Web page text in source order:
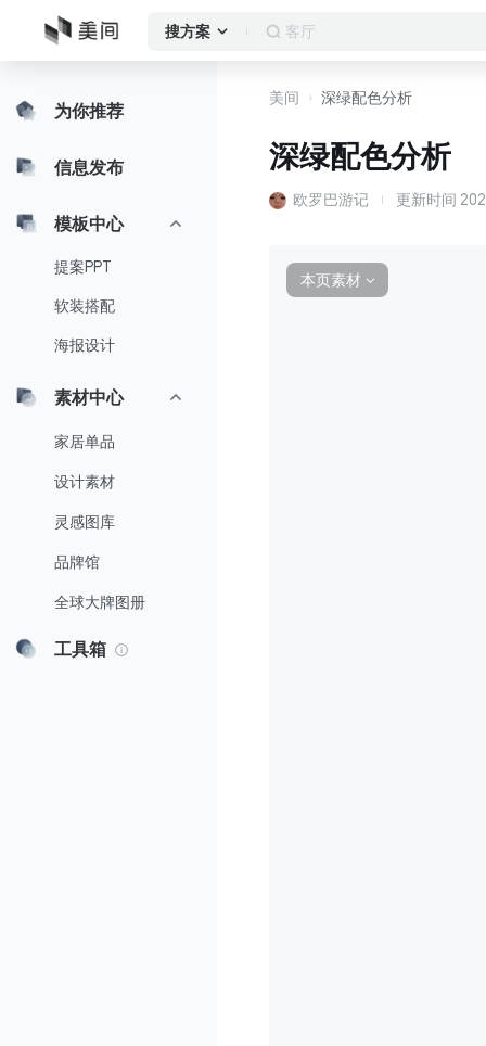
搜方案 客厅
为你推荐
信息发布
模板中心
提案PPT
软装搭配
海报设计
素材中心
家居单品
设计素材
灵感图库
品牌馆
全球大牌图册
工具箱
美间 深绿配色分析
深绿配色分析
欧罗巴游记 更新时间
本页素材 ∨